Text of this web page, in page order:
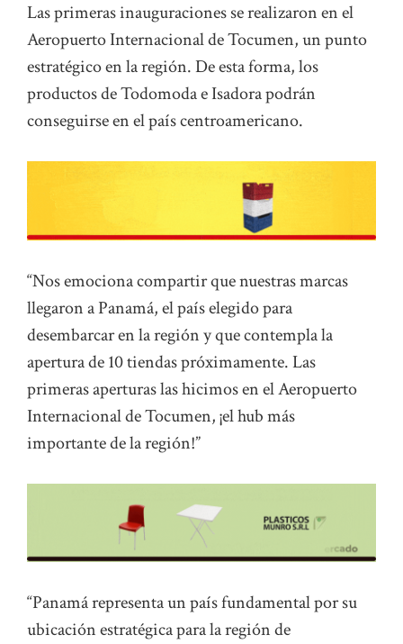
Las primeras inauguraciones se realizaron en el
Aeropuerto Internacional de Tocumen, un punto
estratégico en la región. De esta forma, los
productos de Todomoda e Isadora podrán
conseguirse en el país centroamericano.
“Nos emociona compartir que nuestras marcas
llegaron a Panamá, el país elegido para
desembarcar en la región y que contempla la
apertura de 10 tiendas próximamente. Las
primeras aperturas las hicimos en el Aeropuerto
Internacional de Tocumen, ¡el hub más
importante de la región!”
“Panamá representa un país fundamental por su
ubicación estratégica para la región de